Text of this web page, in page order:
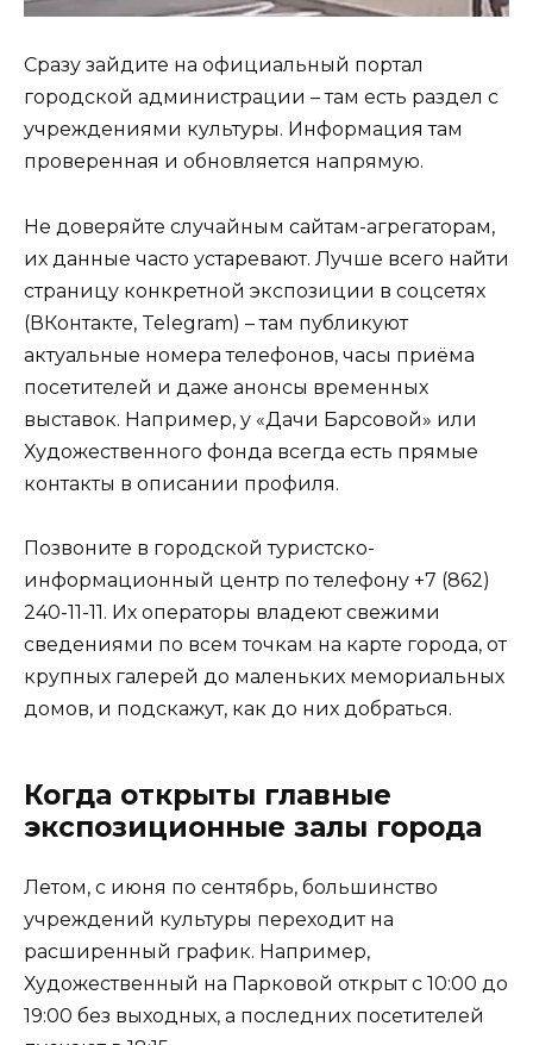
Сразу зайдите на официальный портал
городской администрации – там есть раздел с
учреждениями культуры. Информация там
проверенная и обновляется напрямую.
Не доверяйте случайным сайтам-агрегаторам,
их данные часто устаревают. Лучше всего найти
страницу конкретной экспозиции в соцсетях
(ВКонтакте, Telegram) – там публикуют
актуальные номера телефонов, часы приёма
посетителей и даже анонсы временных
выставок. Например, у «Дачи Барсовой» или
Художественного фонда всегда есть прямые
контакты в описании профиля.
Позвоните в городской туристско-
информационный центр по телефону +7 (862)
240-11-11. Их операторы владеют свежими
сведениями по всем точкам на карте города, от
крупных галерей до маленьких мемориальных
домов, и подскажут, как до них добраться.
Когда открыты главные
экспозиционные залы города
Летом, с июня по сентябрь, большинство
учреждений культуры переходит на
расширенный график. Например,
Художественный на Парковой открыт с 10:00 до
19:00 без выходных, а последних посетителей